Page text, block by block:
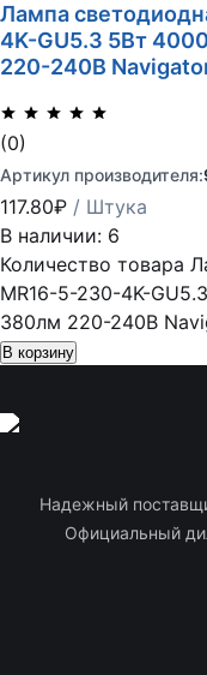
Лампа
4K-GU5.3 5Вт
220-240В
(0)
Артикул производителя:
117.80₽ / Штука
В наличии: 6
Количество товара
MR16-5-230-4K-
380лм 220-240В
В корзину
Надежный
Официальный